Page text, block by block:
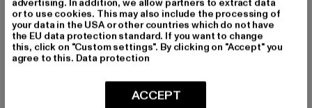
KARL KANI
KMI-PL063-090-13 KK Retro Baggy Workwear Denim
2Y PREMIUM
advertising. In addition, we allow partners to extract data
or to use cookies. This may also include the processing of
your data in the USA or other countries which do not have
the EU data protection standard. If you want to change
this, click on "Custom settings". By clicking on "Accept" you
agree to this. Data protection
ACCEPT